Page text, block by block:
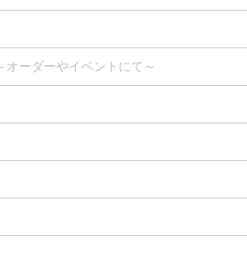
オーダーやイベントにて～